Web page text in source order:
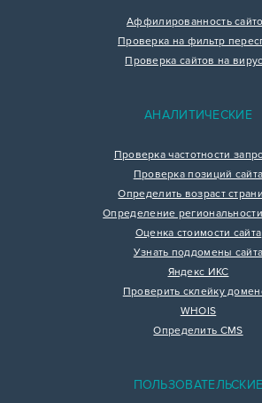
Аффилированность
Проверка на фильтр
Проверка сайтов на
АНАЛИТИЧЕСКИЕ
Проверка частотности
Проверка позиций сайта
Определить возраст
Определение региональности
Оценка стоимости сайта
Узнать поддомены сайта
Яндекс ИКС
Проверить склейку
WHOIS
Определить CMS
ПОЛЬЗОВАТЕЛЬСКИЕ